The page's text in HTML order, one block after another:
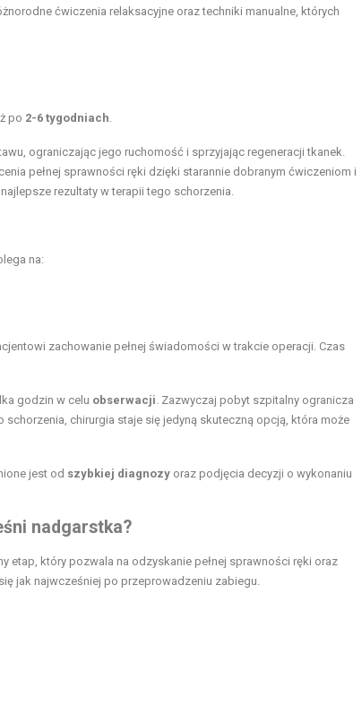
ćwiczenia relaksacyjne oraz techniki manualne, których
po 2-6 tygodniach.
ograniczając jego ruchomość i sprzyjając regeneracji tkanek.
pełnej sprawności ręki dzięki starannie dobranym ćwiczeniom i
rezultaty w terapii tego schorzenia.
na:
zachowanie pełnej świadomości w trakcie operacji. Czas
godzin w celu obserwacji. Zazwyczaj pobyt szpitalny ogranicza
chirurgia staje się jedyną skuteczną opcją, która może
jest od szybkiej diagnozy oraz podjęcia decyzji o wykonaniu
nadgarstka?
etap, który pozwala na odzyskanie pełnej sprawności ręki oraz
jak najwcześniej po przeprowadzeniu zabiegu.